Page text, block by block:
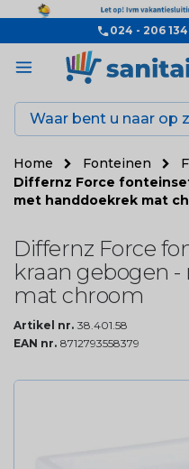
024 - 206
Home Fonteinen
Differnz Force
met handdoekrek mat
Differnz Force
kraan gebogen
mat chroom
Artikel nr. 38.401.58
EAN nr. 8712793558379